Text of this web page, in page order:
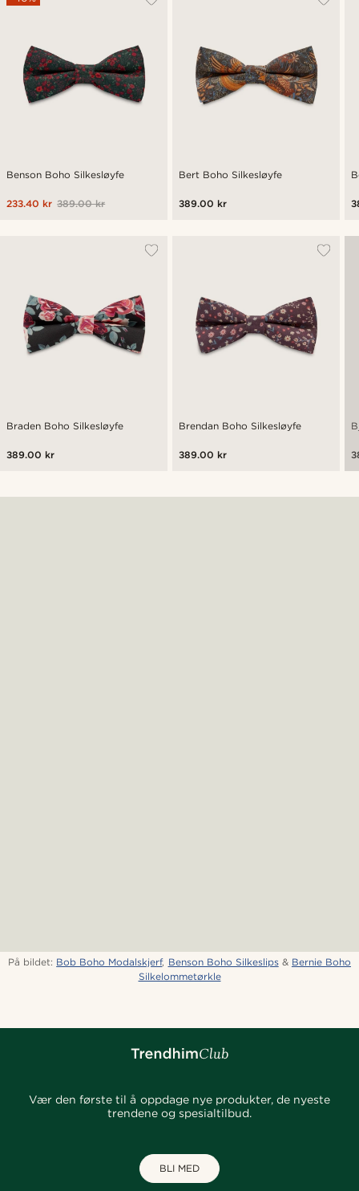
Benson Boho Silkesløyfe
389.00 kr
233.40 kr
Bert Boho Silkesløyfe
389.00 kr
Braden Boho Silkesløyfe
389.00 kr
Brendan Boho Silkesløyfe
389.00 kr
På bildet: Bob Boho Modalskjerf, Benson Boho Silkeslips& Bernie Boho
Silkelommetørkle
Vær den første til å oppdage nye produkter, de nyeste
trendene og spesialtilbud.
BLI MED